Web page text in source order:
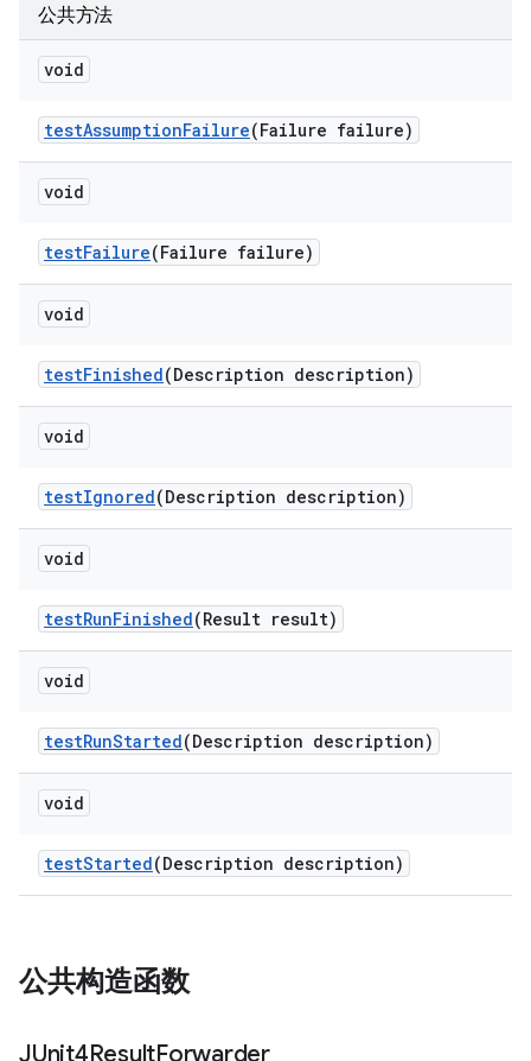
公共方法
void
testAssumptionFailure(Failure failure)
void
testFailure(Failure failure)
void
testFinished(Description description)
void
testIgnored(Description description)
void
testRunFinished(Result result)
void
testRunStarted(Description description)
void
testStarted(Description description)
公共构造函数
JUnit4ResultForwarder